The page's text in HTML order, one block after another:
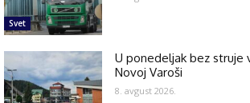
Svet
U ponedeljak bez struje
Novoj Varoši
8. avgust 2026.